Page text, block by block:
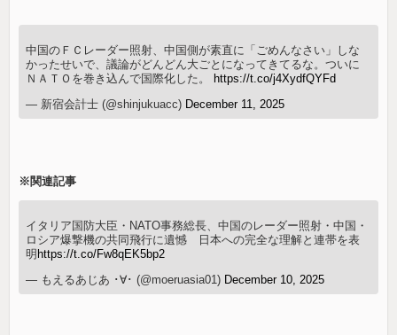
中国のＦＣレーダー照射、中国側が素直に「ごめんなさい」しな
かったせいで、議論がどんどん大ごとになってきてるな。ついに
ＮＡＴＯを巻き込んで国際化した。
https://t.co/j4XydfQYFd
— 新宿会計士 (@shinjukuacc) December 11, 2025
※関連記事
イタリア国防大臣・NATO事務総長、中国のレーダー照射・中国・
ロシア爆撃機の共同飛行に遺憾 日本への完全な理解と連帯を表
明 https://t.co/Fw8qEK5bp2
— もえるあじあ ･∀･ (@moeruasia01) December 10, 2025